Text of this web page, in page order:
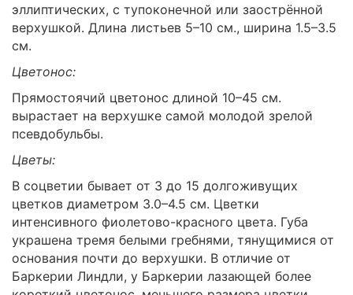
эллиптических, с тупоконечной или заострённой
верхушкой. Длина листьев 5–10 см., ширина 1.5–3.5
см.
Цветонос:
Прямостоячий цветонос длиной 10–45 см.
вырастает на верхушке самой молодой зрелой
псевдобульбы.
Цветы:
В соцветии бывает от 3 до 15 долгоживущих
цветков диаметром 3.0–4.5 см. Цветки
интенсивного фиолетово-красного цвета. Губа
украшена тремя белыми гребнями, тянущимися от
основания почти до верхушки. В отличие от
Баркерии Линдли, у Баркерии лазающей более